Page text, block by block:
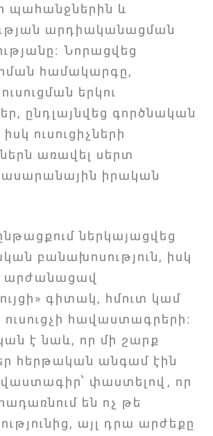
պահանջներին և
արդիականացման
Նորացվեց
համակարգը,
երկու
ընդլայնվեց գործնական
ուսուցիչների
առավել սերտ
իրական
ներկայացվեց
բանախոսություն, իսկ
արժանացավ
գիտակ, հմուտ կամ
հավաստագրերի։
է նաև, որ մի շարք
հերթական անգամ էին
փաստելով, որ
են ոչ թե
այլ դրա արժեքը